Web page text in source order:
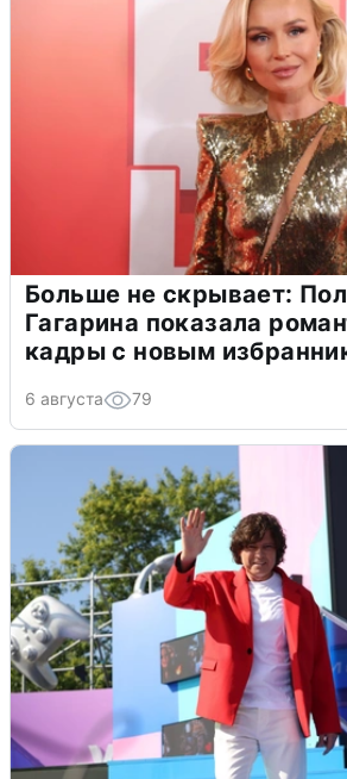
Больше не скрывает:
Гагарина показала
кадры с новым
6 августа 79